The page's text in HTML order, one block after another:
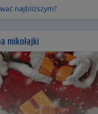
najbliższym?
mikołajki